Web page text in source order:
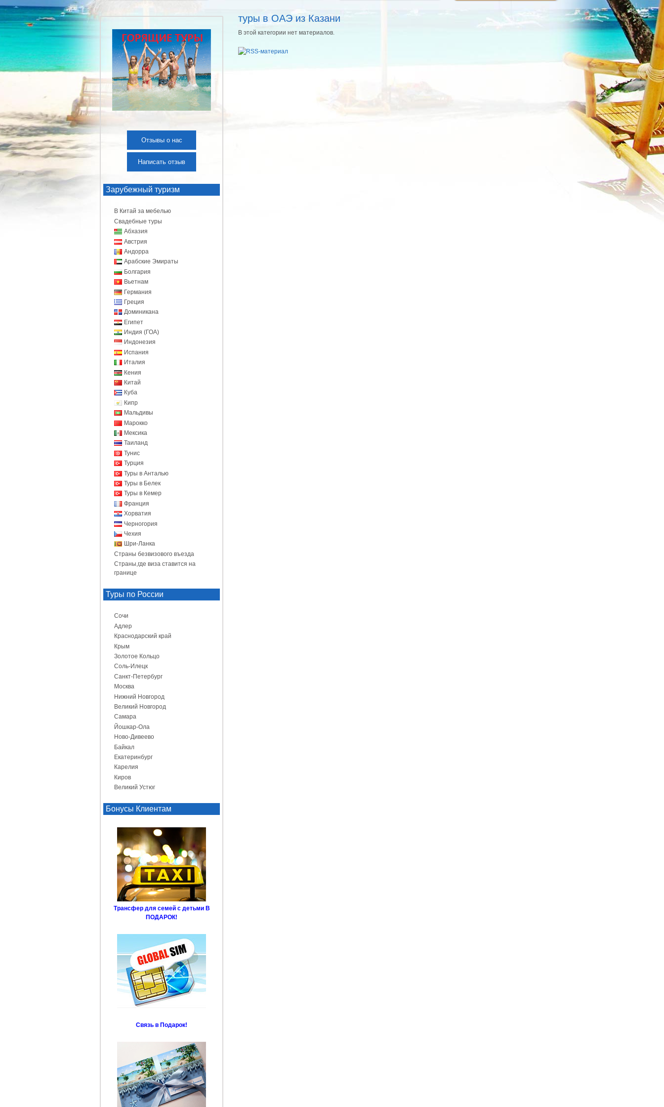
туры в ОАЭ из Казани
В этой категории нет материалов.
Отзывы о нас
Написать отзыв
Зарубежный туризм
В Китай за мебелью
Свадебные туры
Абхазия
Австрия
Андорра
Арабские Эмираты
Болгария
Вьетнам
Германия
Греция
Доминикана
Египет
Индия (ГОА)
Индонезия
Испания
Италия
Кения
Китай
Куба
Кипр
Мальдивы
Марокко
Мексика
Таиланд
Тунис
Турция
Туры в Анталью
Туры в Белек
Туры в Кемер
Франция
Хорватия
Черногория
Чехия
Шри-Ланка
Страны безвизового въезда
Страны,где виза ставится на
границе
Туры по России
Сочи
Адлер
Краснодарский край
Крым
Золотое Кольцо
Соль-Илецк
Санкт-Петербург
Москва
Нижний Новгород
Великий Новгород
Самара
Йошкар-Ола
Ново-Дивеево
Байкал
Екатеринбург
Карелия
Киров
Великий Устюг
Бонусы Клиентам
Трансфер для семей с детьми В
ПОДАРОК!
Связь в Подарок!